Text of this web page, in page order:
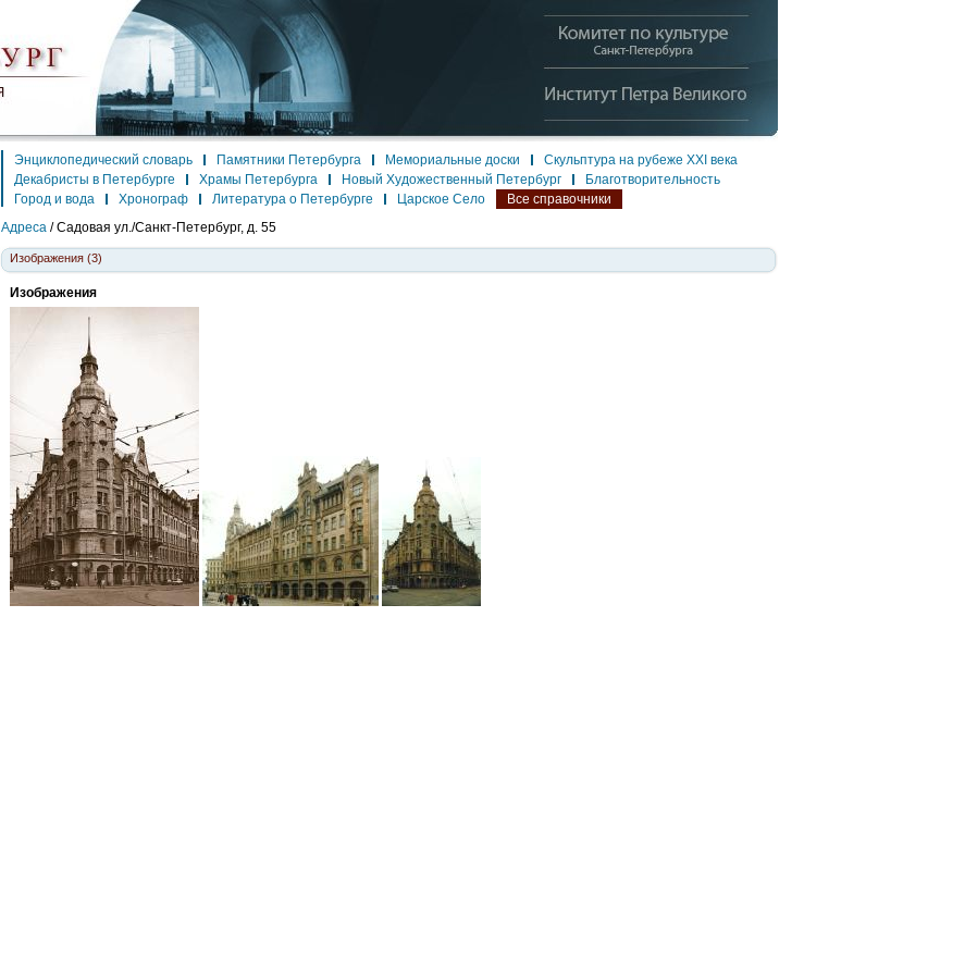
Энциклопедический словарь Памятники Петербурга Мемориальные доски
Скульптура на рубеже XXI века
Декабристы в Петербурге
Храмы Петербурга Новый Художественный Петербург
Благотворительность
Город и вода
Хронограф Литература о Петербурге Царское Село
Все справочники
Адреса / Садовая ул./Санкт-Петербург, д. 55
Изображения (3)
Изображения